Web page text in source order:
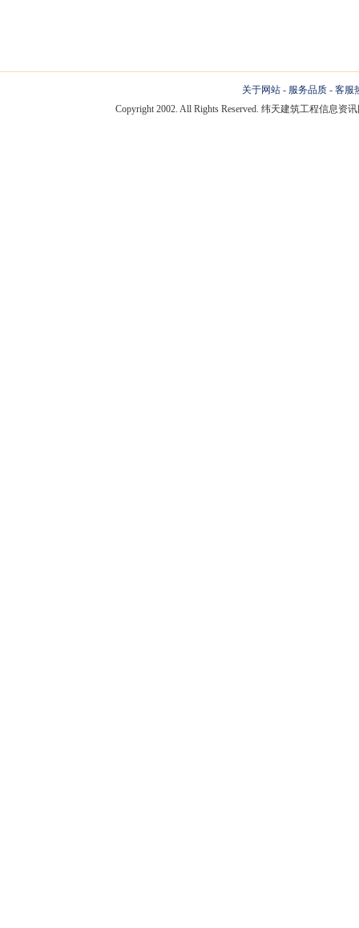
关于网站 - 服务品质 - 客服
Copyright 2002. All Rights Reserved. 纬天建筑工程信息资